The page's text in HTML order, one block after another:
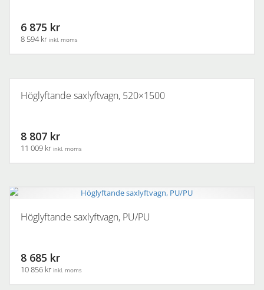
6 875 kr
8 594 kr inkl. moms
Höglyftande saxlyftvagn, 520×1500
8 807 kr
11 009 kr inkl. moms
Höglyftande saxlyftvagn, PU/PU
8 685 kr
10 856 kr inkl. moms